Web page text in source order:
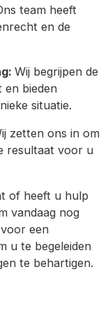
team heeft
en de
Wij begrijpen de
en bieden
situatie.
zetten ons in om
resultaat voor u
of heeft u hulp
vandaag nog
een
u te begeleiden
te behartigen.